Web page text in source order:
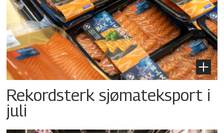
Rekordsterk sjømateksport i
juli